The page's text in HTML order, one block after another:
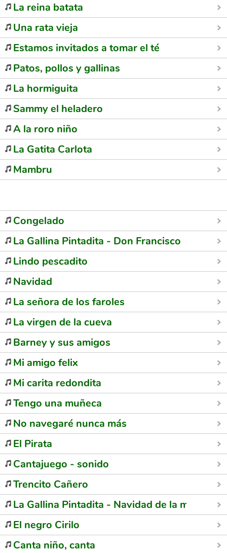
La reina batata
Una rata vieja
Estamos invitados a tomar el té
Patos, pollos y gallinas
La hormiguita
Sammy el heladero
A la roro niño
La Gatita Carlota
Mambru
Congelado
La Gallina Pintadita - Don Francisco
Lindo pescadito
Navidad
La señora de los faroles
La virgen de la cueva
Barney y sus amigos
Mi amigo felix
Mi carita redondita
Tengo una muñeca
No navegaré nunca más
El Pirata
Cantajuego - sonido
Trencito Cañero
La Gallina Pintadita - Navidad de la mariposa
El negro Cirilo
Canta niño, canta